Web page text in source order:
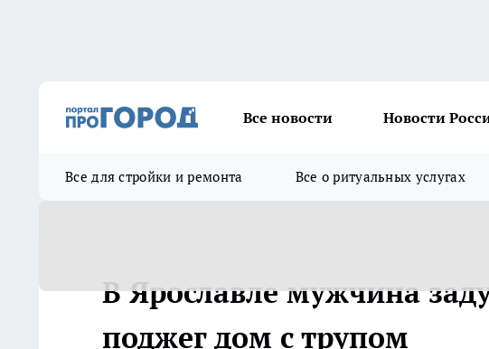
Все новости Новости
Все для стройки и ремонта Все о ритуальных услугах
В Ярославле мужчина
поджег дом с трупом